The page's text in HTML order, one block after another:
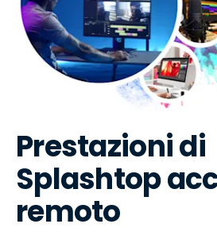
Prestazioni di
Splashtop
remoto